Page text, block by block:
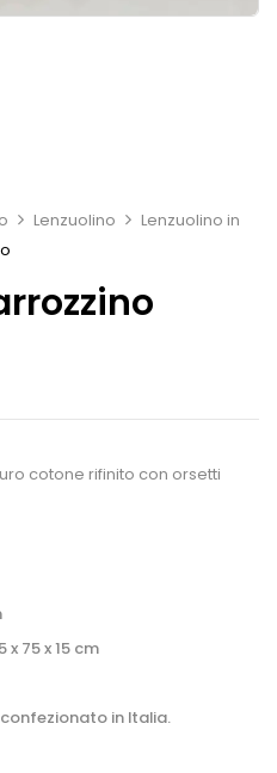
Lenzuolino
Lenzuolino in
cotone rifinito con orsetti
x 75 x 15 cm
in Italia.